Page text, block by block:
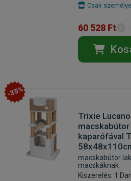
Csak
60 528 Ft
-35%
Trixie Lucano
macskabútor
kaparófával
macskabútor
macskáknak
Kiszerelés: 1